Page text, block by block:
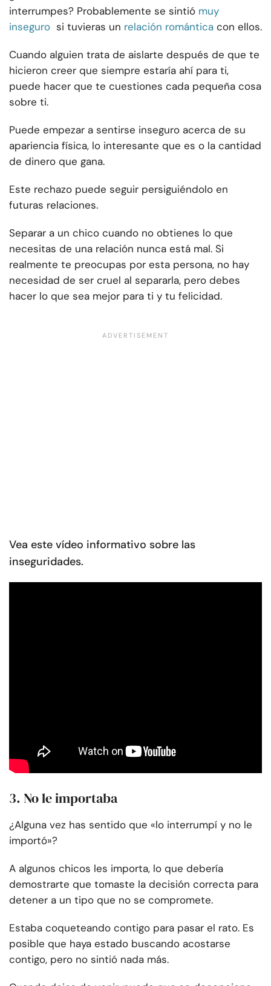
interrumpes? Probablemente se sintió muy
inseguro si tuvieras un relación romántica con ellos.
Cuando alguien trata de aislarte después de que te
hicieron creer que siempre estaría ahí para ti,
puede hacer que te cuestiones cada pequeña cosa
sobre ti.
Puede empezar a sentirse inseguro acerca de su
apariencia física, lo interesante que es o la cantidad
de dinero que gana.
Este rechazo puede seguir persiguiéndolo en
futuras relaciones.
Separar a un chico cuando no obtienes lo que
necesitas de una relación nunca está mal. Si
realmente te preocupas por esta persona, no hay
necesidad de ser cruel al separarla, pero debes
hacer lo que sea mejor para ti y tu felicidad.
Vea este vídeo informativo sobre las
inseguridades.
3. No le importaba
¿Alguna vez has sentido que «lo interrumpí y no le
importó»?
A algunos chicos les importa, lo que debería
demostrarte que tomaste la decisión correcta para
detener a un tipo que no se compromete.
Estaba coqueteando contigo para pasar el rato. Es
posible que haya estado buscando acostarse
contigo, pero no sintió nada más.